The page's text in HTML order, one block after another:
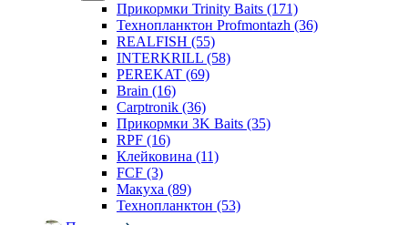
Прикормки Trinity Baits (171)
Технопланктон Profmontazh (36)
REALFISH (55)
INTERKRILL (58)
PEREKAT (69)
Brain (16)
Carptronik (36)
Прикормки 3K Baits (35)
RPF (16)
Клейковина (11)
FCF (3)
Макуха (89)
Технопланктон (53)